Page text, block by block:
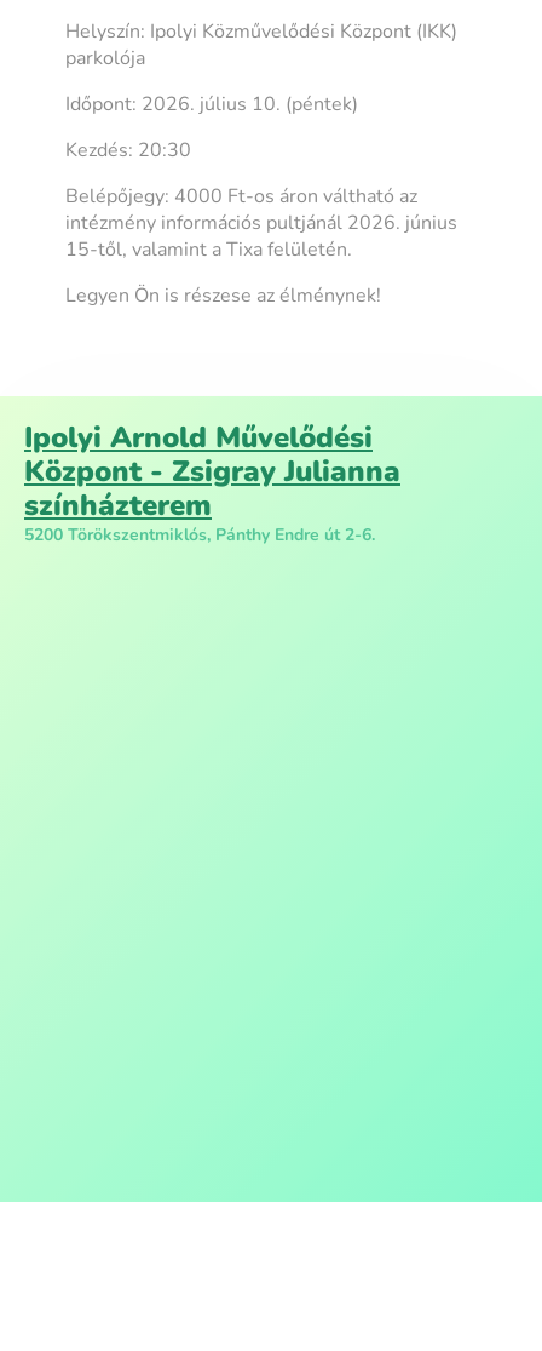
Helyszín: Ipolyi Közművelődési Központ (IKK)
parkolója
Időpont: 2026. július 10. (péntek)
Kezdés: 20:30
Belépőjegy: 4000 Ft-os áron váltható az
intézmény információs pultjánál 2026. június
15-től, valamint a Tixa felületén.
Legyen Ön is részese az élménynek!
Ipolyi Arnold Művelődési
Központ - Zsigray Julianna
színházterem
5200 Törökszentmiklós, Pánthy Endre út 2-6.